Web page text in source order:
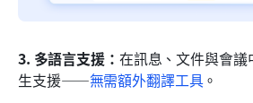
3. 多語言支援： 在訊息、文件與會
生支援——無需額外翻譯工具。